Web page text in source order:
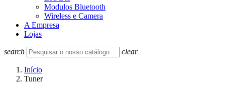
Modulos Bluetooth
Wireless e Camera
A Empresa
Lojas
search clear
Início
Tuner